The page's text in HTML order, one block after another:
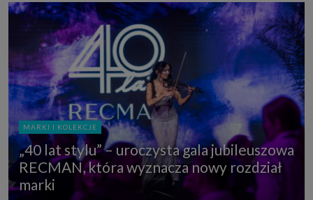
MARKI I KOLEKCJE
„40 lat stylu” – uroczysta gala jubileuszowa
RECMAN, która wyznacza nowy rozdział
marki